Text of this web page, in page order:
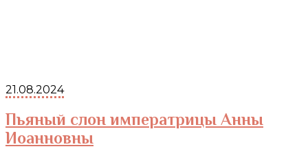
21.08.2024
Пьяный слон императрицы Анны
Иоанновны